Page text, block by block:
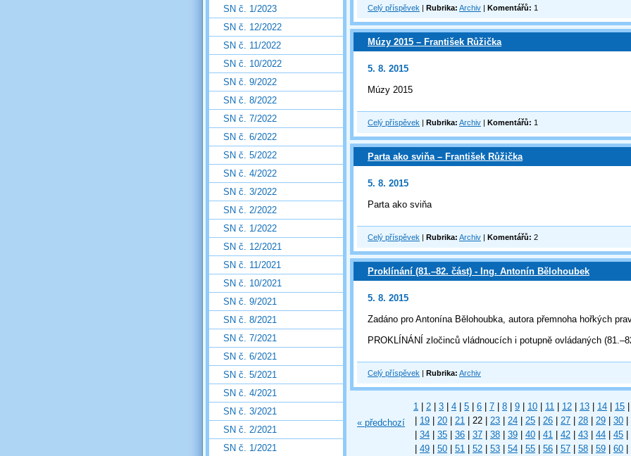
Celý příspěvek | Rubrika: Archiv | Komentářů: 1
Múzy 2015 – František Růžička
5. 8. 2015
Múzy 2015
Celý příspěvek | Rubrika: Archiv | Komentářů: 1
Parta ako sviňa – František Růžička
5. 8. 2015
Parta ako sviňa
Celý příspěvek | Rubrika: Archiv | Komentářů: 2
Proklínání (81.–82. část) - Ing. Antonín Bělohoubek
5. 8. 2015
Zadáno pro Antonína Bělohoubka, autora přemnoha hořkých
PROKLÍNÁNÍ zločinců vládnoucích i potupně ovládaných
Celý příspěvek | Rubrika: Archiv
« předchozí
1 2 3 4 5 6 7 8 9 10 11 12 13 14 15
19 20 21 22 23 24 25 26 27 28 29 30
34 35 36 37 38 39 40 41 42 43 44 45
49 50 51 52 53 54 55 56 57 58 59 60
SN č. 1/2023
SN č. 12/2022
SN č. 11/2022
SN č. 10/2022
SN č. 9/2022
SN č. 8/2022
SN č. 7/2022
SN č. 6/2022
SN č. 5/2022
SN č. 4/2022
SN č. 3/2022
SN č. 2/2022
SN č. 1/2022
SN č. 12/2021
SN č. 11/2021
SN č. 10/2021
SN č. 9/2021
SN č. 8/2021
SN č. 7/2021
SN č. 6/2021
SN č. 5/2021
SN č. 4/2021
SN č. 3/2021
SN č. 2/2021
SN č. 1/2021